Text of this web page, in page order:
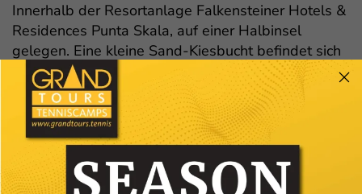
Innerhalb der Resortanlage Falkensteiner Hotels &
Residences Punta Skala, auf einer Halbinsel
gelegen. Eine kleine Sand-Kiesbucht befindet sich
je nach Lage Ihres Zimmers in ca. 100 m
Entfernung. Außerdem wird die ganze Halbinsel
von einem Kies- und Felsstrand mit Badeplateaus
gesäumt. Die Stadt Petrcane ist ca. 1,5 km entfernt
(ca. 20 Min. Fußweg)